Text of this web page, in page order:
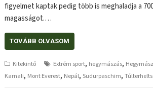
figyelmet kaptak pedig több is meghaladja a
magasságot.…
TOVÁBB OLVASOM
Kitekintő Extrém sport, hegymászás,
Karnali, Mont Everest, Nepál, Sudurpaschim,